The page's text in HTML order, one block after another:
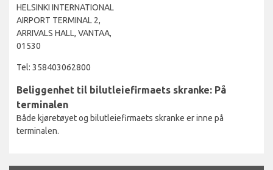
HELSINKI INTERNATIONAL
AIRPORT TERMINAL 2,
ARRIVALS HALL, VANTAA,
01530
Tel: 358403062800
Beliggenhet til bilutleiefirmaets skranke: På
terminalen
Både kjøretøyet og bilutleiefirmaets skranke er inne på
terminalen.